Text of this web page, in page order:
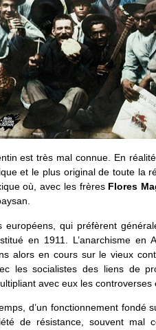
est très mal connue. En
et le plus original de toute la
où, avec les frères Flores
qui préfèrent
en 1911. L’anarchisme en
alors en cours sur le vieux
les socialistes des liens de
avec eux les controverses
d’un fonctionnement fondé
de résistance, souvent mal